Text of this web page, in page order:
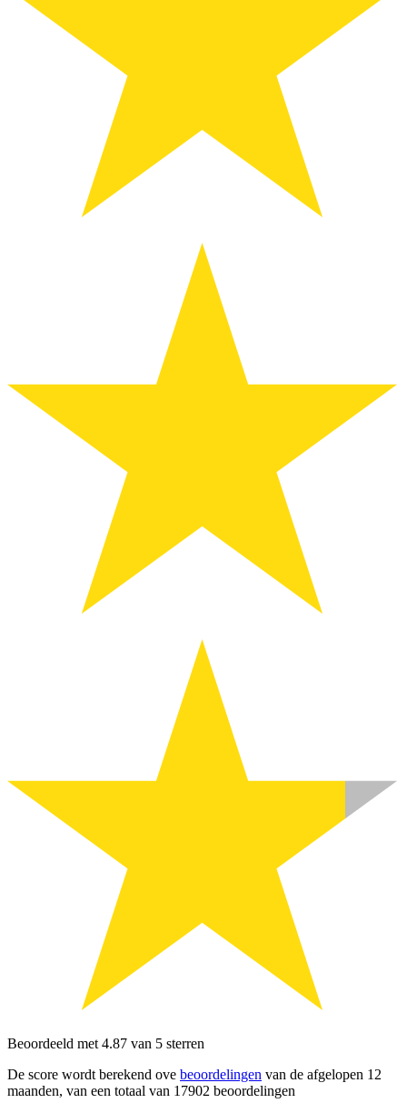
Beoordeeld met 4.87 van 5 sterren
De score wordt berekend ove beoordelingen van de afgelopen 12
maanden, van een totaal van 17902 beoordelingen